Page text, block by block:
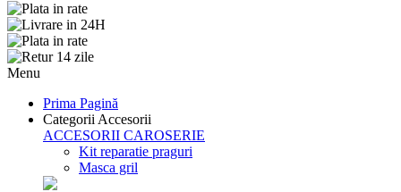
Menu
Prima Pagină
Categorii Accesorii
ACCESORII CAROSERIE
Kit reparatie praguri
Masca gril